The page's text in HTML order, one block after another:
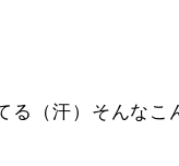
（汗）そんなこ